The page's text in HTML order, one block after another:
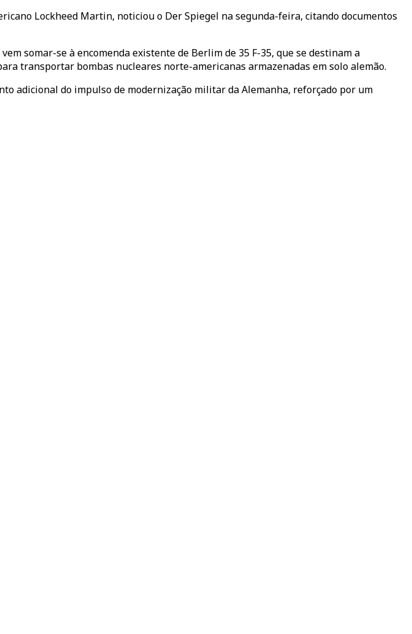
Lockheed Martin, noticiou o Der Spiegel na segunda-feira, citando documentos
somar-se à encomenda existente de Berlim de 35 F-35, que se destinam a
transportar bombas nucleares norte-americanas armazenadas em solo alemão.
adicional do impulso de modernização militar da Alemanha, reforçado por um